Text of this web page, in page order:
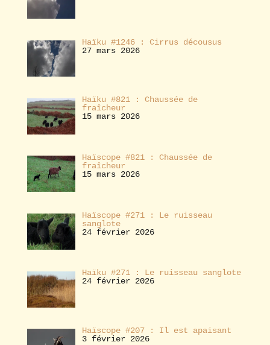
Haïku #1246 : Cirrus décousus
27 mars 2026
Haïku #821 : Chaussée de
fraîcheur
15 mars 2026
Haïscope #821 : Chaussée de
fraîcheur
15 mars 2026
Haïscope #271 : Le ruisseau
sanglote
24 février 2026
Haïku #271 : Le ruisseau sanglote
24 février 2026
Haïscope #207 : Il est apaisant
3 février 2026